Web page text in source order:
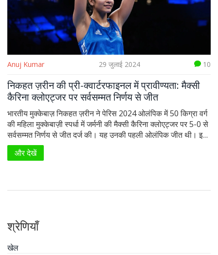
Anuj Kumar 29 जुलाई 2024 10
निकहत ज़रीन की प्री-क्वार्टरफाइनल में प्रावीण्यता: मैक्सी
कैरिना क्लोएट्जर पर सर्वसम्मत निर्णय से जीत
भारतीय मुक्केबाज़ निकहत ज़रीन ने पेरिस 2024 ओलंपिक में 50 किग्रा वर्ग
की महिला मुक्केबाज़ी स्पर्धा में जर्मनी की मैक्सी कैरिना क्लोएट्जर पर 5-0 से
सर्वसम्मत निर्णय से जीत दर्ज की। यह उनकी पहली ओलंपिक जीत थी। इस
मुकाबले के बाद वे राउंड ऑफ 16 में शीर्ष बीज वु यू का सामना करेंगी।
और देखें
श्रेणियाँ
खेल